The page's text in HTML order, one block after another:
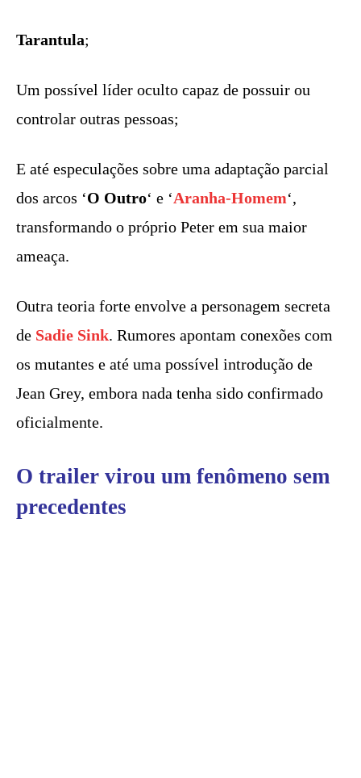
Tarantula;
Um possível líder oculto capaz de possuir ou
controlar outras pessoas;
E até especulações sobre uma adaptação parcial
dos arcos ‘O Outro‘ e ‘Aranha-Homem‘,
transformando o próprio Peter em sua maior
ameaça.
Outra teoria forte envolve a personagem secreta
de Sadie Sink. Rumores apontam conexões com
os mutantes e até uma possível introdução de
Jean Grey, embora nada tenha sido confirmado
oficialmente.
O trailer virou um fenômeno sem
precedentes